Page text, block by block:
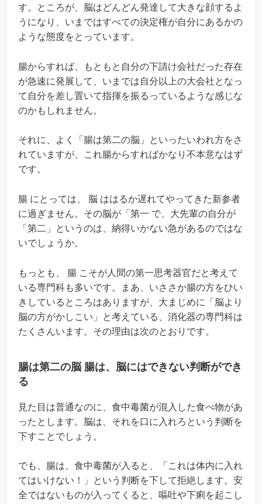
す。ところが、脳はどんどん発達して大きな顔するよ
うになり、いまではすべての決定権が自分にあるかの
ような態度をとっています。
腸からすれば、もともと自分の下請け会社だった存在
が急速に発展して、いまでは自分以上の大会社となっ
て自分を差し置いて指揮を振るっているような感じな
のかもしれません。
それに、よく「腸は第二の脳」といったいわれ方をさ
れていますが、これ腸からすればかなり不本意なはず
です。
腸 にとっては、 脳 ははるか遅れてやってきた新参者
に過ぎません。その脳が「第一 で、大先輩の自分が
「第二」というのは、納得いかない急があるのではな
いでしょうか。
もっとも、 腸 こそが人間の第一思考器官だと考えて
いる専門科も多いです。まあ、いささか腸の方をひい
きしているところはありますが、大まじめに「脳より
脳の方がかしこい」と考えている、消化器の専門科は
たくさんいます。その理由は次のとおりです。
腸は第二の脳 腸は、脳にはできない判断ができ
る
見た目は普通なのに、食中毒菌が混入した食べ物があ
ったとします。脳は、それを口に入れろという判断を
下すことでしょう。
でも、腸は、食中毒菌が入ると、「これは体内に入れ
てはいけない！」という判断を下して拒絶します。安
全ではないものが入ってくると、嘔吐や下痢を起こし